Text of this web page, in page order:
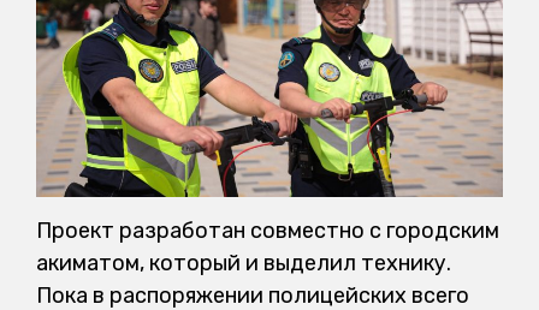
Проект разработан совместно с городским
акиматом, который и выделил технику.
Пока в распоряжении полицейских всего